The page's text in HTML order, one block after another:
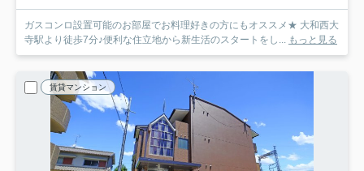
ガスコンロ設置可能のお部屋でお料理好きの方にもオススメ★ 大和西大
寺駅より徒歩7分♪便利な住立地から新生活のスタートをし... もっと見る
賃貸マンション